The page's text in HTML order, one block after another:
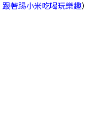
跟著踢小米吃喝玩樂趣）